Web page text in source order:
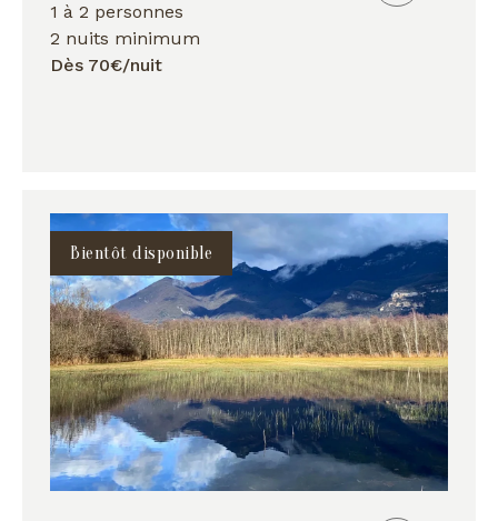
1 à 2 personnes
2 nuits minimum
Dès 70€/nuit
Bientôt disponible